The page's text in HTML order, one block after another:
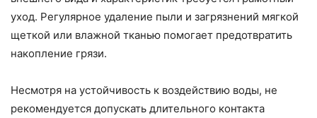
уход. Регулярное удаление пыли и загрязнений мягкой
щеткой или влажной тканью помогает предотвратить
накопление грязи.
Несмотря на устойчивость к воздействию воды, не
рекомендуется допускать длительного контакта